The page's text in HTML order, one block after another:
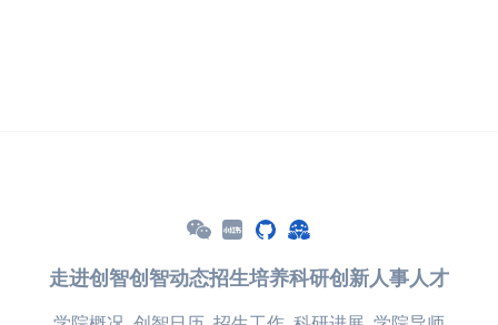
走进创智创智动态招生培养科研创新人事人才